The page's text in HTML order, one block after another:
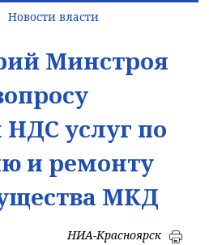
Новости власти
Минстроя
услуг по
и ремонту
МКД
НИА-Красноярск